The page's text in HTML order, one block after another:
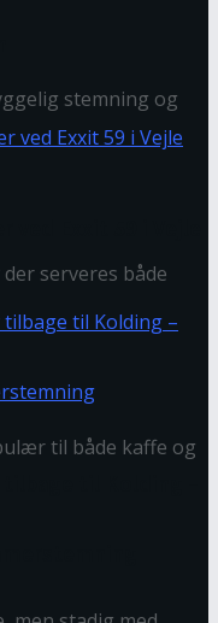
Exxit 59 i Vejle
til Kolding –
stemning og
serveres både
til både kaffe og